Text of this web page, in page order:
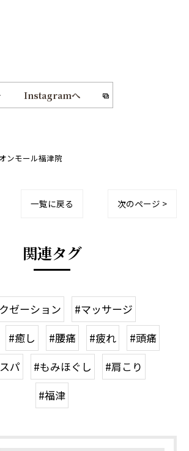
Instagramへ
ンモール福津院
一覧に戻る 次のページ >
関連タグ
ゼーション
#マッサージ
#癒し #腰痛 #疲れ
#頭痛
パ
#もみほぐし
#肩こり
#福津